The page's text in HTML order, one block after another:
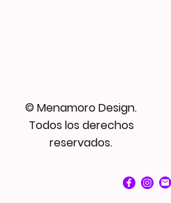
© Menamoro Design.
Todos los derechos
reservados.